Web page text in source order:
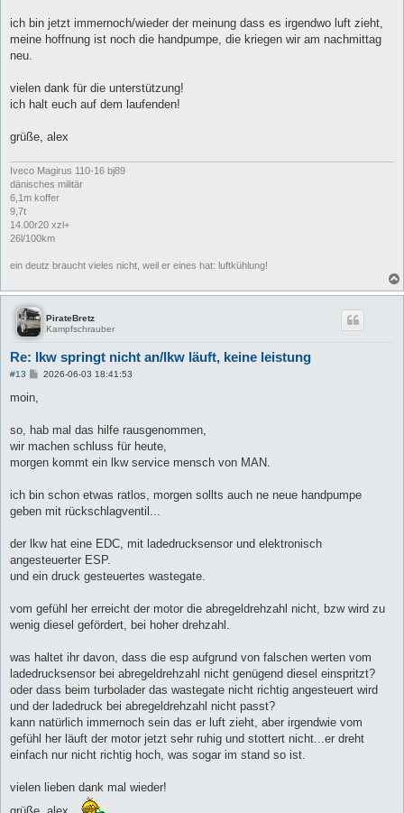
ich bin jetzt immernoch/wieder der meinung dass es irgendwo luft zieht,
meine hoffnung ist noch die handpumpe, die kriegen wir am nachmittag
neu.
vielen dank für die unterstützung!
ich halt euch auf dem laufenden!
grüße, alex
Iveco Magirus 110-16 bj89
dänisches militär
6,1m koffer
9,7t
14.00r20 xzl+
26l/100km
ein deutz braucht vieles nicht, weil er eines hat: luftkühlung!
PirateBretz
Kampfschrauber
Re: lkw springt nicht an/lkw läuft, keine leistung
#13
B
a
2026-06-03 18:41:53
moin,
so, hab mal das hilfe rausgenommen,
wir machen schluss für heute,
morgen kommt ein lkw service mensch von MAN.
ich bin schon etwas ratlos, morgen sollts auch ne neue handpumpe
geben mit rückschlagventil...
der lkw hat eine EDC, mit ladedrucksensor und elektronisch
angesteuerter ESP.
und ein druck gesteuertes wastegate.
vom gefühl her erreicht der motor die abregeldrehzahl nicht, bzw wird zu
wenig diesel gefördert, bei hoher drehzahl.
was haltet ihr davon, dass die esp aufgrund von falschen werten vom
ladedrucksensor bei abregeldrehzahl nicht genügend diesel einspritzt?
oder dass beim turbolader das wastegate nicht richtig angesteuert wird
und der ladedruck bei abregeldrehzahl nicht passt?
kann natürlich immernoch sein das er luft zieht, aber irgendwie vom
gefühl her läuft der motor jetzt sehr ruhig und stottert nicht...er dreht
einfach nur nicht richtig hoch, was sogar im stand so ist.
vielen lieben dank mal wieder!